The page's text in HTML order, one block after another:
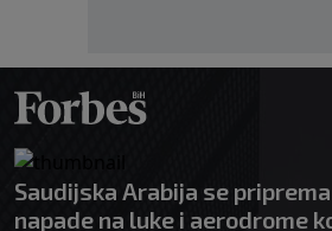
Saudijska Arabija se
napade na luke i aerodrome